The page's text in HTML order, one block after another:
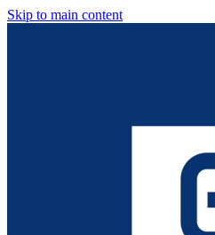
Skip to main content